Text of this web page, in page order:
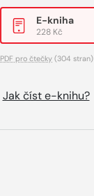
E-kniha
228 Kč
PDF pro čtečky (304 stran)
Jak číst e-knihu?